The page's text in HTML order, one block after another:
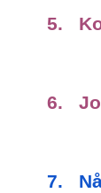
5.
6.
7.